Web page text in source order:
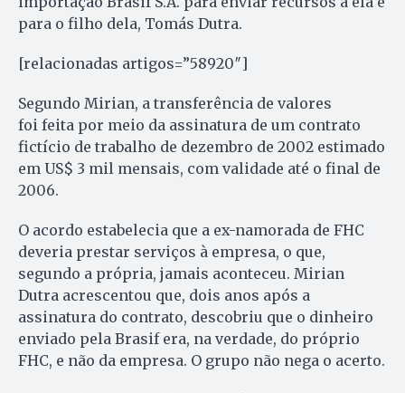
para o filho dela, Tomás Dutra.
[relacionadas artigos=”58920″]
Segundo Mirian, a transferência de valores
foi feita por meio da assinatura de um contrato
fictício de trabalho de dezembro de 2002 estimado
em US$ 3 mil mensais, com validade até o final de
2006.
O acordo estabelecia que a ex-namorada de FHC
deveria prestar serviços à empresa, o que,
segundo a própria, jamais aconteceu. Mirian
Dutra acrescentou que, dois anos após a
assinatura do contrato, descobriu que o dinheiro
enviado pela Brasif era, na verdade, do próprio
FHC, e não da empresa. O grupo não nega o acerto.